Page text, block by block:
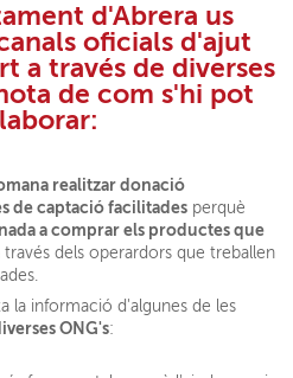
d'Abrera us
oficials d'ajut
a través de diverses
de com s'hi pot
realitzar donació
de captació facilitades perquè
a comprar els productes que
través dels operardors que treballen
la informació d'algunes de les
ONG's: